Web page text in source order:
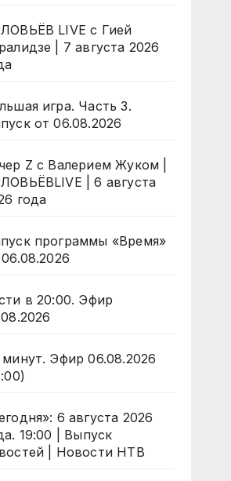
LIVE с Гией
| 7 августа 2026
игра. Часть 3.
от 06.08.2026
Z с Валерием Жуком |
| 6 августа
года
программы «Время»
в 20:00. Эфир
Эфир 06.08.2026
6 августа 2026
19:00 | Выпуск
| Новости НТВ